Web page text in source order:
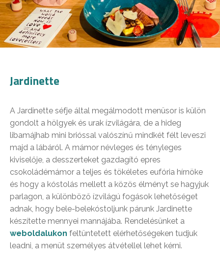
Jardinette
A Jardinette séfje által megálmodott menüsor is külön
gondolt a hölgyek és urak ízvilágára, de a hideg
libamájhab mini brióssal valószínű mindkét félt leveszi
majd a lábáról. A mámor névleges és tényleges
kiviselője, a desszerteket gazdagító epres
csokoládémámor a teljes és tökéletes eufória hírnöke
és hogy a kóstolás mellett a közös élményt se hagyjuk
parlagon, a különböző ízvilágú fogások lehetőséget
adnak, hogy bele-belekóstoljunk párunk Jardinette
készítette mennyei mannájába. Rendelésünket a
weboldalukon feltüntetett elérhetőségeken tudjuk
leadni, a menüt személyes átvétellel lehet kérni.